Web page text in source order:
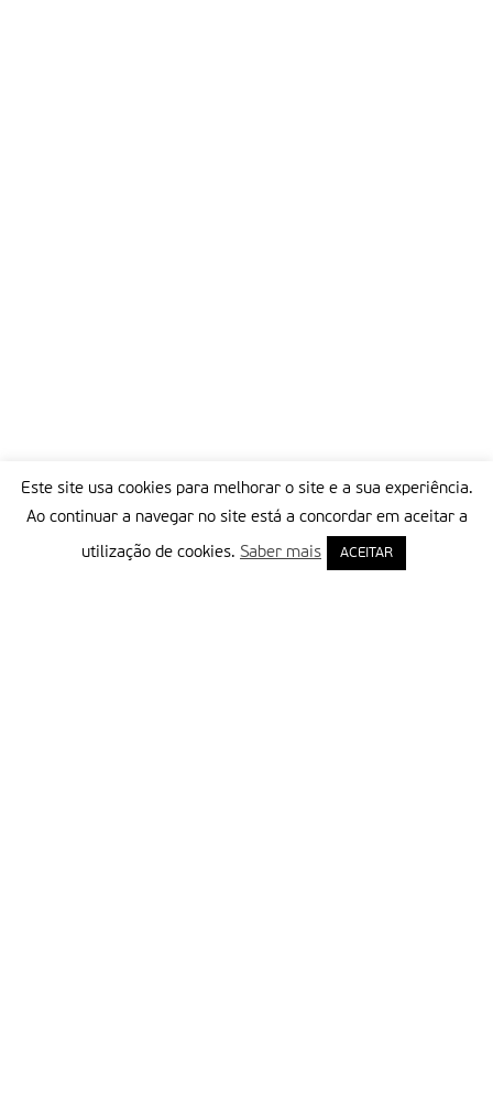
Este site usa cookies para melhorar o site e a sua experiência.
Ao continuar a navegar no site está a concordar em aceitar a
utilização de cookies. Saber mais ACEITAR